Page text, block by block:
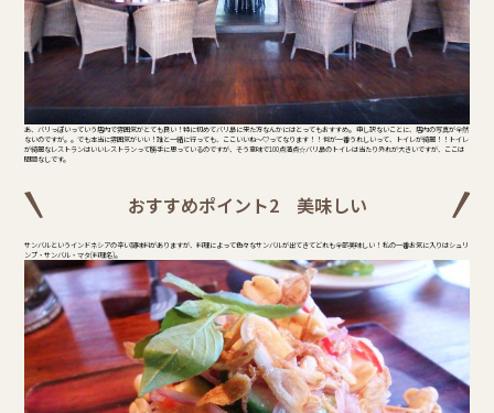
あ、バリっぽいっていう店内で雰囲気がとても良い！特に初めてバリ島に来た方なんかにはとってもおすすめ。 申し訳ないことに、店内の写真が全然
ないのですが。。でも本当に雰囲気がいい！誰と一緒に行っても、ここいいね～♡ってなります！！ 何が一番うれしいって、トイレが綺麗！！トイレ
が綺麗なレストランはいいレストランって勝手に思っているのですが、そう意味で100点満点☆バリ島のトイレは当たり外れが大きいですが、ここは
問題なしです。
おすすめポイント2 美味しい
サンバルというインドネシアの辛い調味料がありますが、料理によって色々なサンバルが出てきてどれも全部美味しい！ 私の一番お気に入りはシュリ
ンプ・サンバル・マタ(料理名)。